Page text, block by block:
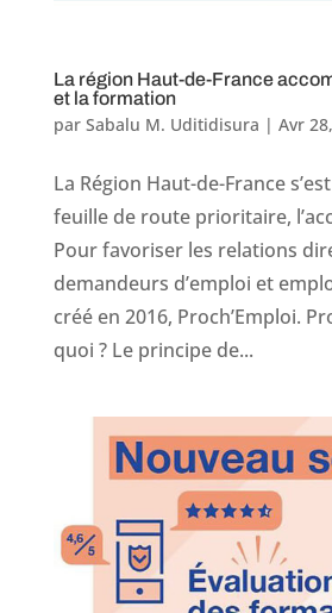
La région Haut-de-France
et la formation
par Sabalu M. Uditidisura | Avr
La Région Haut-de-France
feuille de route prioritaire,
Pour favoriser les relations
demandeurs d’emploi et
créé en 2016, Proch’Emploi.
quoi ? Le principe de...